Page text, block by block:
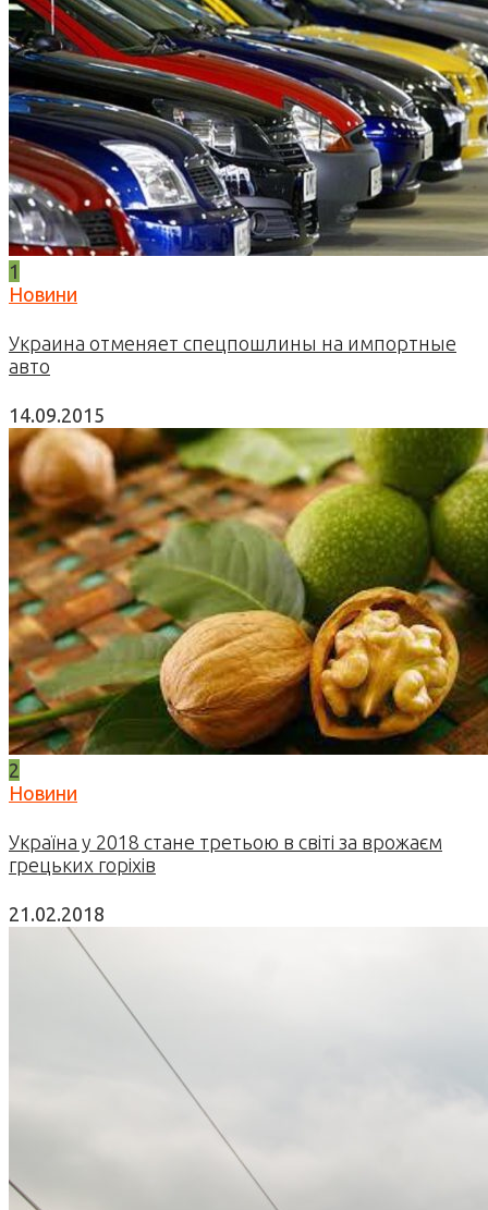
1
Новини
Украина отменяет спецпошлины на импортные
авто
14.09.2015
2
Новини
Україна у 2018 стане третьою в світі за врожаєм
грецьких горіхів
21.02.2018